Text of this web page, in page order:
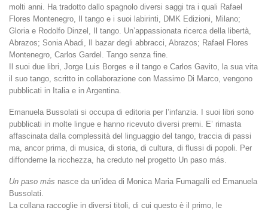
molti anni. Ha tradotto dallo spagnolo diversi saggi tra i quali Rafael
Flores Montenegro, Il tango e i suoi labirinti, DMK Edizioni, Milano;
Gloria e Rodolfo Dinzel, Il tango. Un’appassionata ricerca della libertà,
Abrazos; Sonia Abadi, Il bazar degli abbracci, Abrazos; Rafael Flores
Montenegro, Carlos Gardel. Tango senza fine.
Il suoi due libri, Jorge Luis Borges e il tango e Carlos Gavito, la sua vita
il suo tango, scritto in collaborazione con Massimo Di Marco, vengono
pubblicati in Italia e in Argentina.
Emanuela Bussolati si occupa di editoria per l’infanzia. I suoi libri sono
pubblicati in molte lingue e hanno ricevuto diversi premi. E’ rimasta
affascinata dalla complessità del linguaggio del tango, traccia di passi
ma, ancor prima, di musica, di storia, di cultura, di flussi di popoli. Per
diffonderne la ricchezza, ha creduto nel progetto Un paso más.
Un paso más nasce da un’idea di Monica Maria Fumagalli ed Emanuela
Bussolati.
La collana raccoglie in diversi titoli, di cui questo è il primo, le